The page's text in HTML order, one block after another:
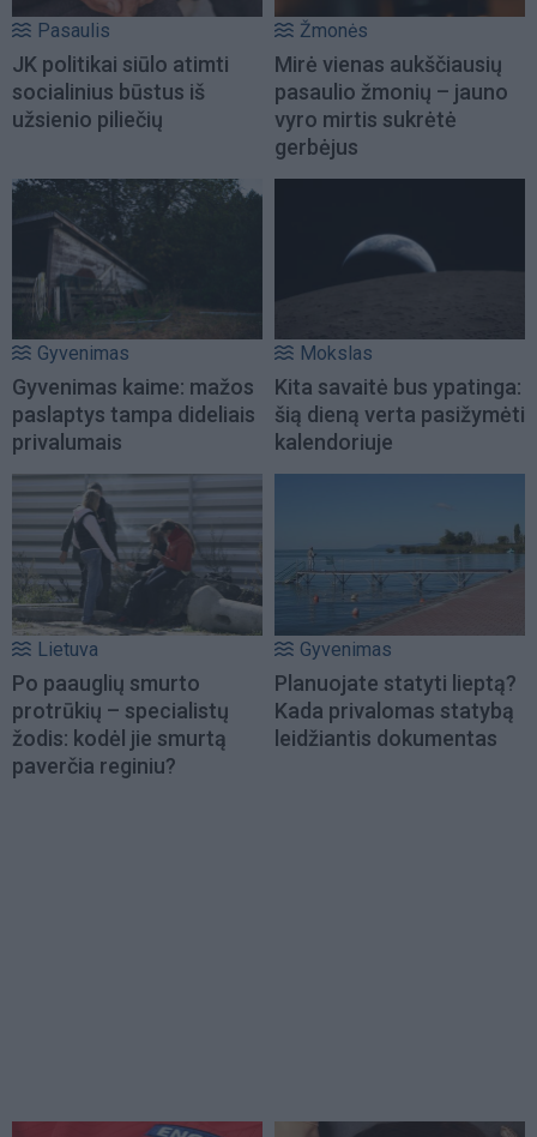
Pasaulis
JK politikai siūlo atimti
socialinius būstus iš
užsienio piliečių
Žmonės
Mirė vienas aukščiausių
pasaulio žmonių – jauno
vyro mirtis sukrėtė
gerbėjus
Gyvenimas
Gyvenimas kaime: mažos
paslaptys tampa dideliais
privalumais
Mokslas
Kita savaitė bus ypatinga:
šią dieną verta pasižymėti
kalendoriuje
Lietuva
Po paauglių smurto
protrūkių – specialistų
žodis: kodėl jie smurtą
paverčia reginiu?
Gyvenimas
Planuojate statyti lieptą?
Kada privalomas statybą
leidžiantis dokumentas